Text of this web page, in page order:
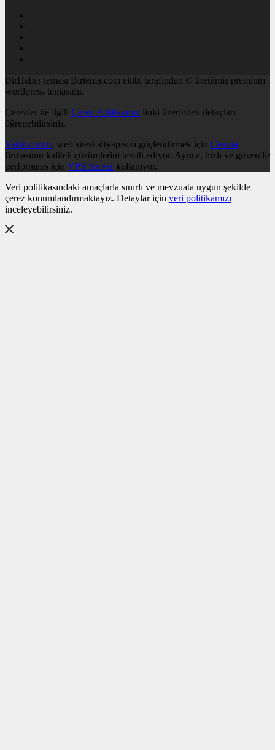
BirHaber teması Birtema.com ekibi tarafından © üretilmiş premium
wordpress temasıdır.
Çerezler ile ilgili Çerez Politikamız linki üzerinden detayları
öğrenebilirsiniz.
Vakit.com.tr, web sitesi altyapısını güçlendirmek için Cenuta
firmasının kaliteli çözümlerini tercih ediyor. Ayrıca, hızlı ve güvenilir
performans için VPS Serverkullanıyor.
Veri politikasındaki amaçlarla sınırlı ve mevzuata uygun şekilde
çerez konumlandırmaktayız. Detaylar için veri politikamızı
inceleyebilirsiniz.